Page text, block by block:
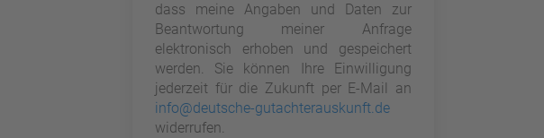
dass meine Angaben und Daten zur
Beantwortung meiner Anfrage
elektronisch erhoben und gespeichert
werden. Sie können Ihre Einwilligung
jederzeit für die Zukunft per E-Mail an
info@deutsche-gutachterauskunft.de
widerrufen.